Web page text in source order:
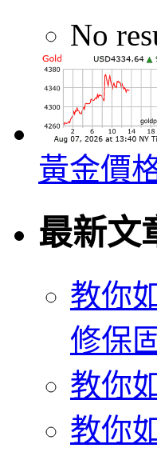
No
黃金價
最新文
教你
修保
教你
教你